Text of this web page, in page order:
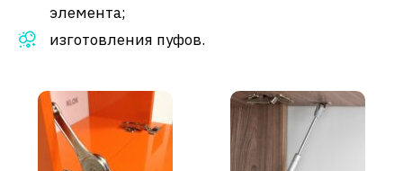
элемента;
изготовления пуфов.